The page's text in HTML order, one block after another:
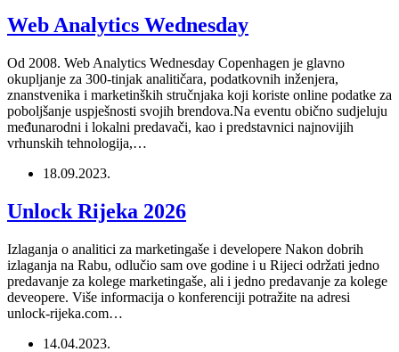
Web Analytics Wednesday
Od 2008. Web Analytics Wednesday Copenhagen je glavno
okupljanje za 300-tinjak analitičara, podatkovnih inženjera,
znanstvenika i marketinških stručnjaka koji koriste online podatke za
poboljšanje uspješnosti svojih brendova.Na eventu obično sudjeluju
međunarodni i lokalni predavači, kao i predstavnici najnovijih
vrhunskih tehnologija,…
18.09.2023.
Unlock Rijeka 2026
Izlaganja o analitici za marketingaše i developere Nakon dobrih
izlaganja na Rabu, odlučio sam ove godine i u Rijeci održati jedno
predavanje za kolege marketingaše, ali i jedno predavanje za kolege
deveopere. Više informacija o konferenciji potražite na adresi
unlock-rijeka.com…
14.04.2023.